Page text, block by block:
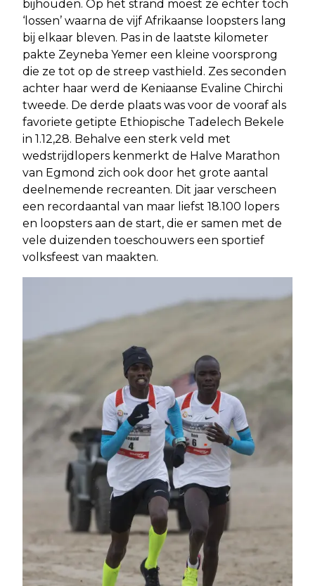
bijhouden. Op het strand moest ze echter toch
‘lossen’ waarna de vijf Afrikaanse loopsters lang
bij elkaar bleven. Pas in de laatste kilometer
pakte Zeyneba Yemer een kleine voorsprong
die ze tot op de streep vasthield. Zes seconden
achter haar werd de Keniaanse Evaline Chirchi
tweede. De derde plaats was voor de vooraf als
favoriete getipte Ethiopische Tadelech Bekele
in 1.12,28. Behalve een sterk veld met
wedstrijdlopers kenmerkt de Halve Marathon
van Egmond zich ook door het grote aantal
deelnemende recreanten. Dit jaar verscheen
een recordaantal van maar liefst 18.100 lopers
en loopsters aan de start, die er samen met de
vele duizenden toeschouwers een sportief
volksfeest van maakten.